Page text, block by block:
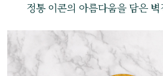
정통 이콘의 아름다움을 담은